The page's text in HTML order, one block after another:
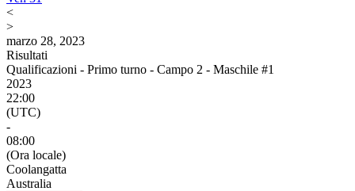
<
>
marzo 28, 2023
Risultati
Qualificazioni - Primo turno - Campo 2 - Maschile #1
2023
22:00
(UTC)
-
08:00
(Ora locale)
Coolangatta
Australia